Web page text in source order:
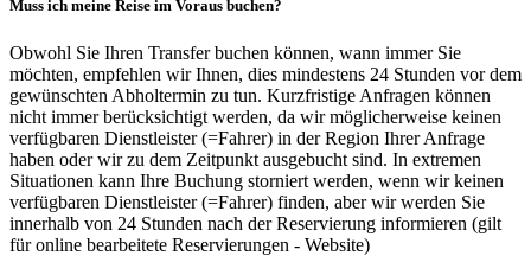
Muss ich meine Reise im Voraus buchen?
Obwohl Sie Ihren Transfer buchen können, wann immer Sie
möchten, empfehlen wir Ihnen, dies mindestens 24 Stunden vor dem
gewünschten Abholtermin zu tun. Kurzfristige Anfragen können
nicht immer berücksichtigt werden, da wir möglicherweise keinen
verfügbaren Dienstleister (=Fahrer) in der Region Ihrer Anfrage
haben oder wir zu dem Zeitpunkt ausgebucht sind. In extremen
Situationen kann Ihre Buchung storniert werden, wenn wir keinen
verfügbaren Dienstleister (=Fahrer) finden, aber wir werden Sie
innerhalb von 24 Stunden nach der Reservierung informieren (gilt
für online bearbeitete Reservierungen - Website)